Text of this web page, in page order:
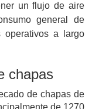
un flujo de aire
general de
operativos a largo
chapas
de chapas de
de 1270